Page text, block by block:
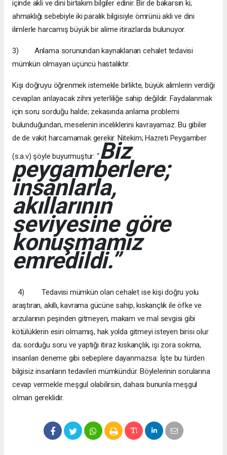
içinde akli ve dini birtakım bilgiler edinir. Bir de bakarsın ki;
ahmaklığı sebebiyle iki paralık bilgisiyle ömrünü akli ve dini
ilimlerle harcamış büyük bir alime itirazlarda bulunuyor.
3) Anlama sorunundan kaynaklanan cehalet tedavisi
mümkün olmayan üçüncü hastalıktır.
Kişi doğruyu öğrenmek istemekle birlikte, büyük alimlerin verdiği
cevapları anlayacak zihni yeterliliğe sahip değildir. Faydalanmak
için soru sorduğu halde; zekasında anlama problemi
bulunduğundan, meselenin inceliklerini kavrayamaz. Bu gibiler
de de vakit harcamamak gerekir. Nitekim; Hazreti Peygamber
(s.a.v) şöyle buyurmuştur: “Biz
peygamberlere;
insanlarla,
akıllarının
seviyesine göre
konuşmamız
emredildi.”
4) Tedavisi mümkün olan cehalet ise kişi doğru yolu
araştıran, akıllı, kavrama gücüne sahip, kıskançlık ile öfke ve
arzularının peşinden gitmeyen, makam ve mal sevgisi gibi
kötülüklerin esiri olmamış, hak yolda gitmeyi isteyen birisi olur
da; sorduğu soru ve yaptığı itiraz kıskançlık, işi zora sokma,
insanları deneme gibi sebeplere dayanmazsa: İşte bu türden
bilgisiz insanların tedavileri mümkündür. Böylelerinin sorularına
cevap vermekle meşgul olabilirsin, dahası bununla meşgul
olman gereklidir.